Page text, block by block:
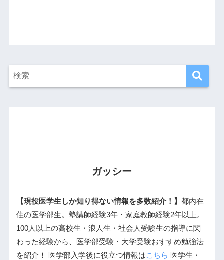
ガッシー
【現役医学生しか知り得ない情報を多数紹介！】 都内在
住の医学部生。塾講師経験3年・家庭教師経験2年以上。
100人以上の高校生・浪人生・社会人受験生の指導に関
わった経験から、医学部受験・大学受験おすすめ勉強法
を紹介！ 医学部入学後に役立つ情報はこちら 医学生・